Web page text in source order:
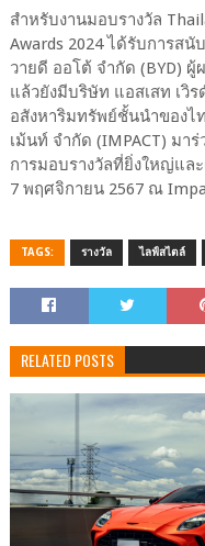
สำหรับงานมอบรางวัล
Awards 2024 ได้รับการส
วายดี ออโต้ จำกัด (BYD)
แล้วยังมีบริษัท แอสเสท เวิ
อสังหาริมทรัพย์ชั้นนำของ
เม้นท์ จำกัด (IMPACT) มา
การมอบรางวัลที่ยิ่งใหญ่แล
7 พฤศจิกายน 2567 ณ
TAGS: รางวัล ไลฟ์สไตล์
RELATED POSTS